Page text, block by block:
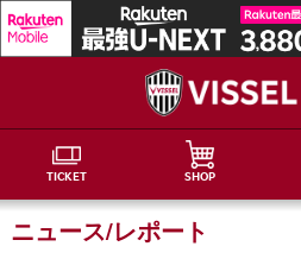
TICKET SHOP
ニュース/レポート